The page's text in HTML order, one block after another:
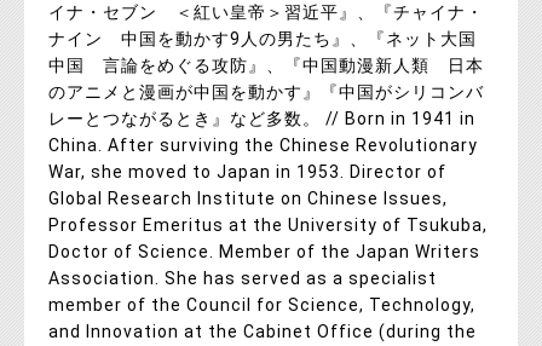
イナ・セブン ＜紅い皇帝＞習近平』、『チャイナ・
ナイン 中国を動かす9人の男たち』、『ネット大国
中国 言論をめぐる攻防』、『中国動漫新人類 日本
のアニメと漫画が中国を動かす』『中国がシリコンバ
レーとつながるとき』など多数。 // Born in 1941 in
China. After surviving the Chinese Revolutionary
War, she moved to Japan in 1953. Director of
Global Research Institute on Chinese Issues,
Professor Emeritus at the University of Tsukuba,
Doctor of Science. Member of the Japan Writers
Association. She has served as a specialist
member of the Council for Science, Technology,
and Innovation at the Cabinet Office (during the